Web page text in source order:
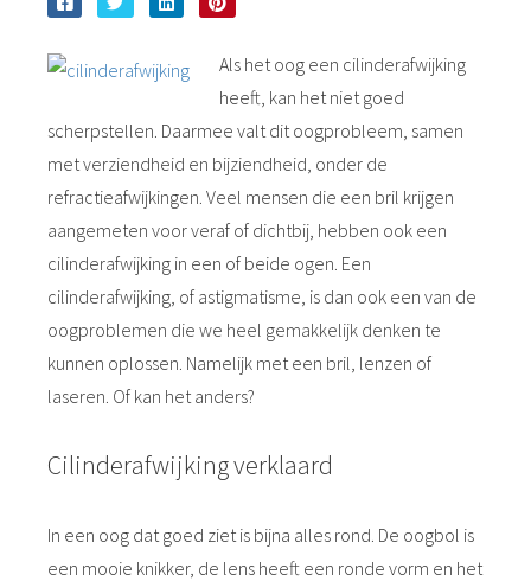
Als het oog een cilinderafwijking
heeft, kan het niet goed
scherpstellen. Daarmee valt dit oogprobleem, samen
met verziendheid en bijziendheid, onder de
refractieafwijkingen. Veel mensen die een bril krijgen
aangemeten voor veraf of dichtbij, hebben ook een
cilinderafwijking in een of beide ogen. Een
cilinderafwijking, of astigmatisme, is dan ook een van de
oogproblemen die we heel gemakkelijk denken te
kunnen oplossen. Namelijk met een bril, lenzen of
laseren. Of kan het anders?
Cilinderafwijking verklaard
In een oog dat goed ziet is bijna alles rond. De oogbol is
een mooie knikker, de lens heeft een ronde vorm en het